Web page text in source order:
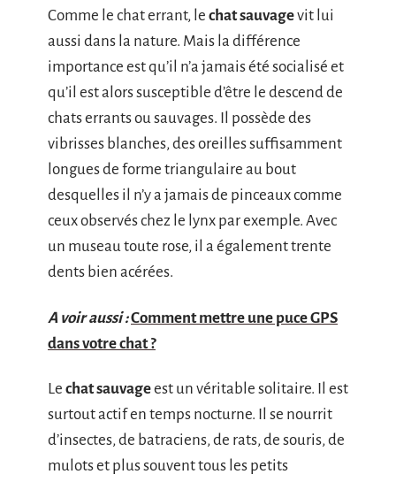
Comme le chat errant, le chat sauvagevit lui
aussi dans la nature. Mais la différence
importance est qu’il n’a jamais été socialisé et
qu’il est alors susceptible d’être le descend de
chats errants ou sauvages. Il possède des
vibrisses blanches, des oreilles suffisamment
longues de forme triangulaire au bout
desquelles il n’y a jamais de pinceaux comme
ceux observés chez le lynx par exemple. Avec
un museau toute rose, il a également trente
dents bien acérées.
A voir aussi :Comment mettre une puce GPS
dans votre chat ?
Le chat sauvageest un véritable solitaire. Il est
surtout actif en temps nocturne. Il se nourrit
d’insectes, de batraciens, de rats, de souris, de
mulots et plus souvent tous les petits